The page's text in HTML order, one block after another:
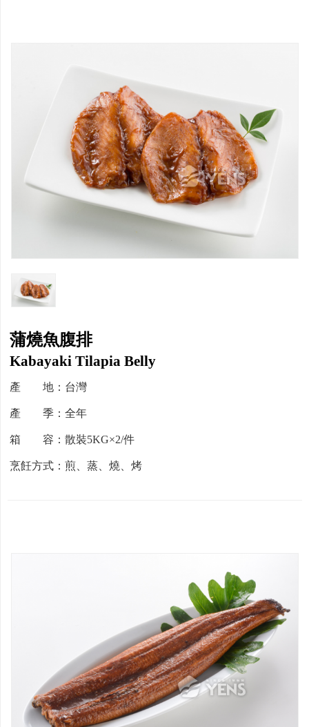
蒲燒魚腹排
Kabayaki Tilapia Belly
產 地：台灣
產 季：全年
箱 容：散裝5KG×2/件
烹飪方式：煎、蒸、燒、烤